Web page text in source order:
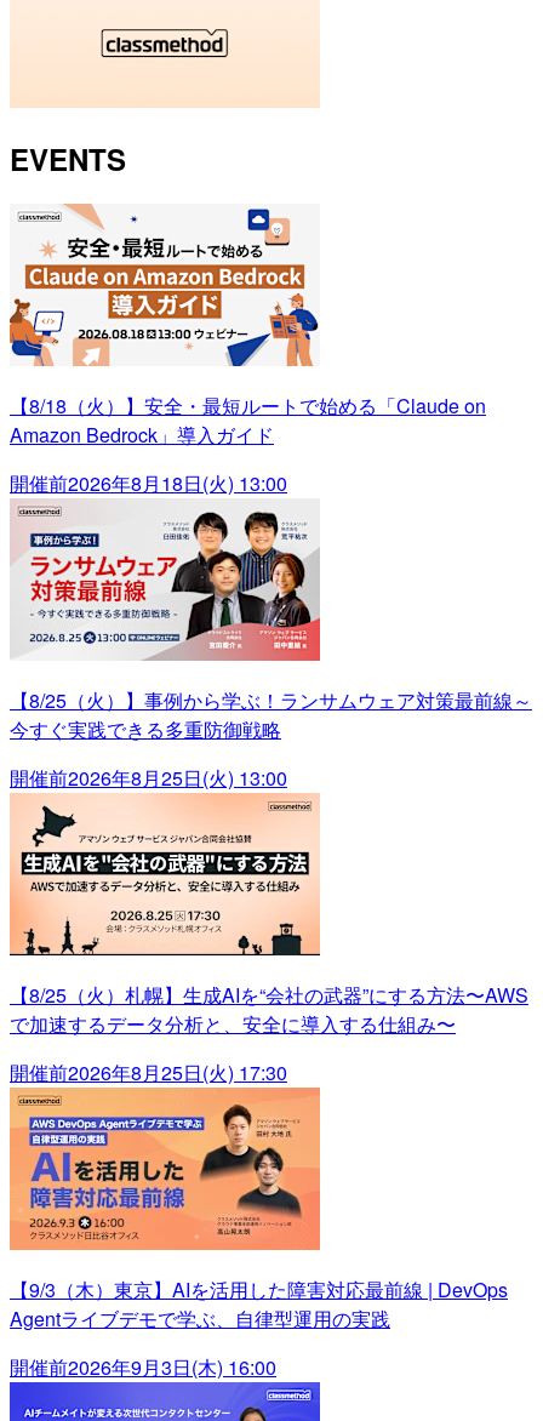
EVENTS
【8/18（火）】安全・最短ルートで始める「Claude on
Amazon Bedrock」導入ガイド
開催前2026年8月18日(火) 13:00
【8/25（火）】事例から学ぶ！ランサムウェア対策最前線～
今すぐ実践できる多重防御戦略
開催前2026年8月25日(火) 13:00
【8/25（火）札幌】生成AIを“会社の武器”にする方法〜AWS
で加速するデータ分析と、安全に導入する仕組み〜
開催前2026年8月25日(火) 17:30
【9/3（木）東京】AIを活用した障害対応最前線 | DevOps
Agentライブデモで学ぶ、自律型運用の実践
開催前2026年9月3日(木) 16:00